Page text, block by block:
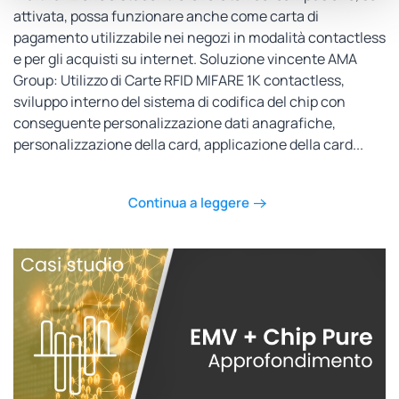
attivata, possa funzionare anche come carta di
pagamento utilizzabile nei negozi in modalità contactless
e per gli acquisti su internet. Soluzione vincente AMA
Group: Utilizzo di Carte RFID MIFARE 1K contactless,
sviluppo interno del sistema di codifica del chip con
conseguente personalizzazione dati anagrafiche,
personalizzazione della card, applicazione della card...
Continua a leggere